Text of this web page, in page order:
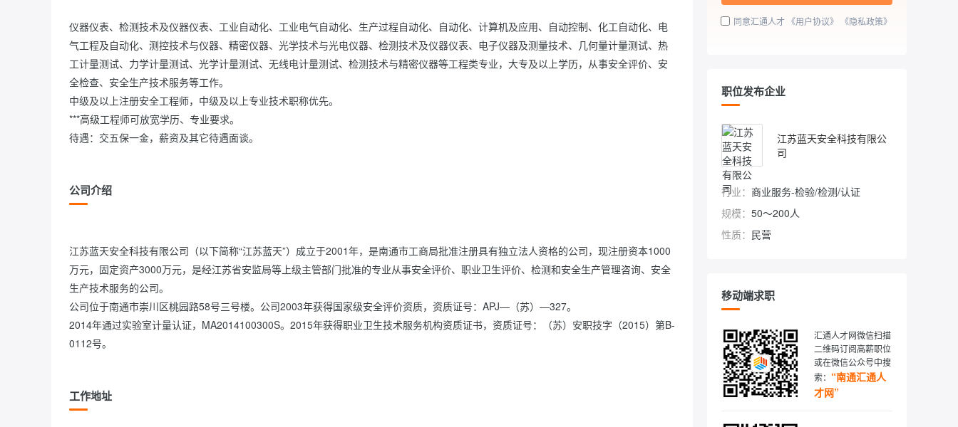
仪器仪表、检测技术及仪器仪表、工业自动化、工业电气自动化、生产过程自动化、自动化、计算机及应用、自动控制、化工自动化、电
气工程及自动化、测控技术与仪器、精密仪器、光学技术与光电仪器、检测技术及仪器仪表、电子仪器及测量技术、几何量计量测试、热
工计量测试、力学计量测试、光学计量测试、无线电计量测试、检测技术与精密仪器等工程类专业，大专及以上学历，从事安全评价、安
全检查、安全生产技术服务等工作。
中级及以上注册安全工程师，中级及以上专业技术职称优先。
***高级工程师可放宽学历、专业要求。
待遇：交五保一金，薪资及其它待遇面谈。
公司介绍
江苏蓝天安全科技有限公司（以下简称“江苏蓝天”）成立于2001年，是南通市工商局批准注册具有独立法人资格的公司，现注册资本1000
万元，固定资产3000万元，是经江苏省安监局等上级主管部门批准的专业从事安全评价、职业卫生评价、检测和安全生产管理咨询、安全
生产技术服务的公司。
公司位于南通市崇川区桃园路58号三号楼。公司2003年获得国家级安全评价资质，资质证号：APJ—（苏）—327。
2014年通过实验室计量认证，MA2014100300S。2015年获得职业卫生技术服务机构资质证书，资质证号：（苏）安职技字（2015）第B-
0112号。
工作地址
同意汇通人才 《用户协议》 《隐私政策》
职位发布企业
江苏蓝天安全科技有限公
司
行业： 商业服务-检验/检测/认证
规模： 50～200人
性质： 民营
移动端求职
汇通人才网微信扫描
二维码订阅高薪职位
或在微信公众号中搜
索： “南通汇通人
才网”